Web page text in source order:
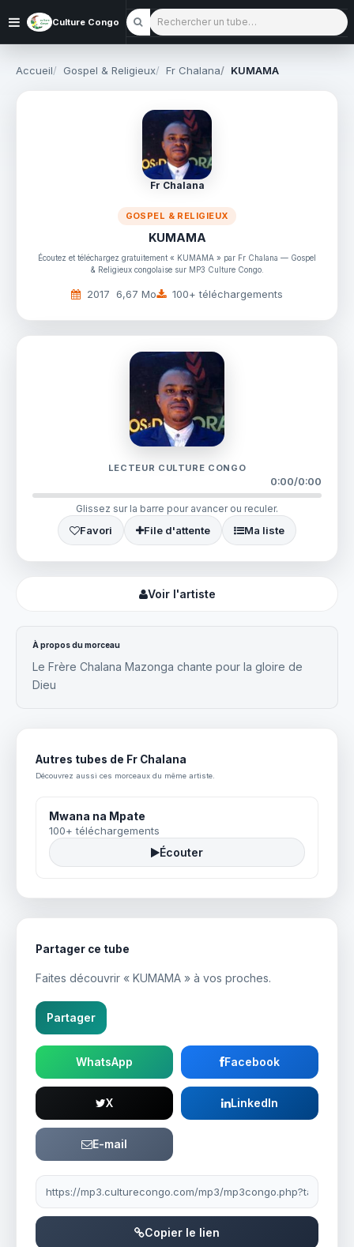
Culture Congo Rechercher un tube
Accueil Gospel & Religieux Fr Chalana KUMAMA
Fr Chalana
GOSPEL & RELIGIEUX
KUMAMA
Écoutez et téléchargez gratuitement « KUMAMA » par Fr Chalana — Gospel
& Religieux congolaise sur MP3 Culture Congo.
2017 6,67 Mo 100+ téléchargements
LECTEUR CULTURE CONGO
0:00/0:00
Glissez sur la barre pour avancer ou reculer.
Favori File d'attente Ma liste
Voir l'artiste
À propos du morceau
Le Frère Chalana Mazonga chante pour la gloire de
Dieu
Autres tubes de Fr Chalana
Découvrez aussi ces morceaux du même artiste.
Mwana na Mpate
100+ téléchargements
Écouter
Partager ce tube
Faites découvrir « KUMAMA » à vos proches.
Partager
WhatsApp Facebook
X LinkedIn
E-mail
Lien à partager
Copier le lien